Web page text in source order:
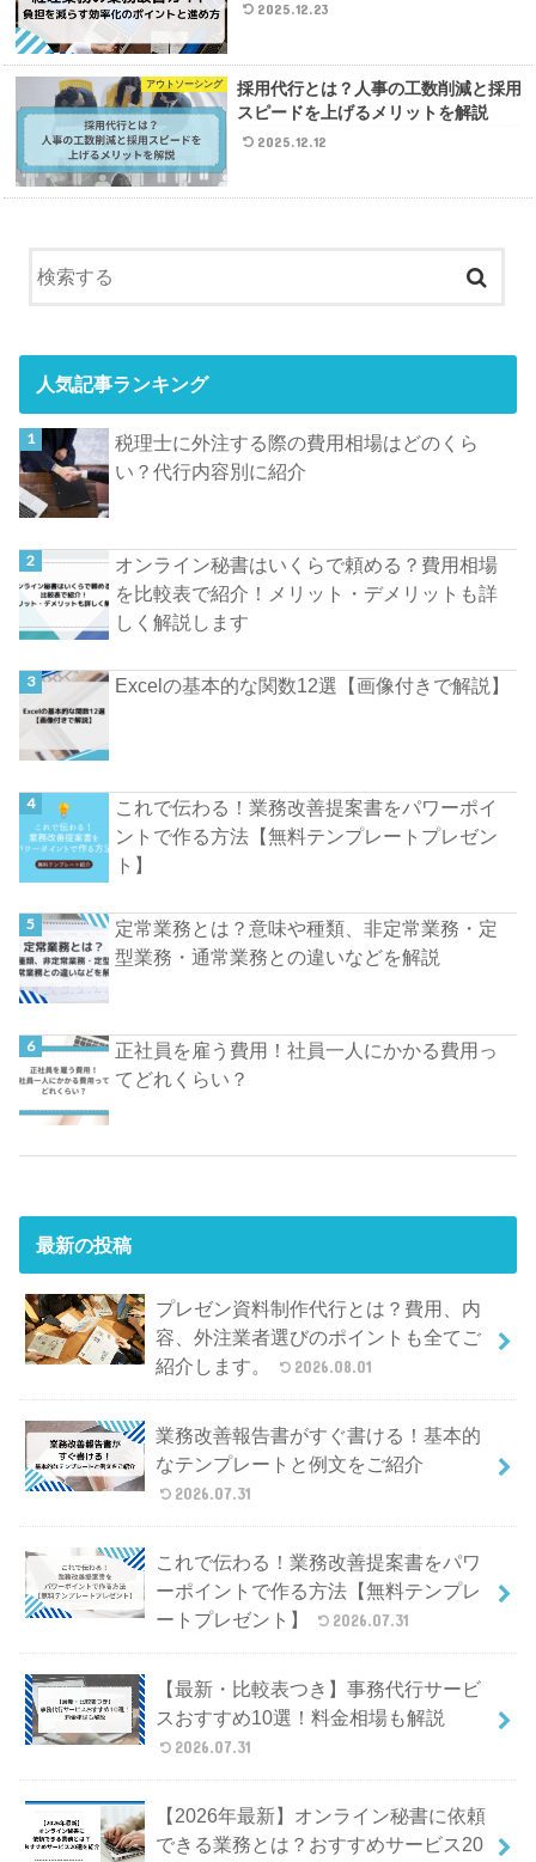
2025.12.23
アウトソーシング
採用代行とは？人事の工数削減と採用
スピードを上げるメリットを解説
2025.12.12
人気記事ランキング
税理士に外注する際の費用相場はどのくら
い？代行内容別に紹介
オンライン秘書はいくらで頼める？費用相場
を比較表で紹介！メリット・デメリットも詳
しく解説します
Excelの基本的な関数12選【画像付きで解説】
これで伝わる！業務改善提案書をパワーポイ
ントで作る方法【無料テンプレートプレゼン
ト】
定常業務とは？意味や種類、非定常業務・定
型業務・通常業務との違いなどを解説
正社員を雇う費用！社員一人にかかる費用っ
てどれくらい？
最新の投稿
プレゼン資料制作代行とは？費用、内
容、外注業者選びのポイントも全てご
紹介します。
2026.08.01
業務改善報告書がすぐ書ける！基本的
なテンプレートと例文をご紹介
2026.07.31
これで伝わる！業務改善提案書をパワ
ーポイントで作る方法【無料テンプレ
ートプレゼント】
2026.07.31
【最新・比較表つき】事務代行サービ
スおすすめ10選！料金相場も解説
2026.07.31
【2026年最新】オンライン秘書に依頼
できる業務とは？おすすめサービス20